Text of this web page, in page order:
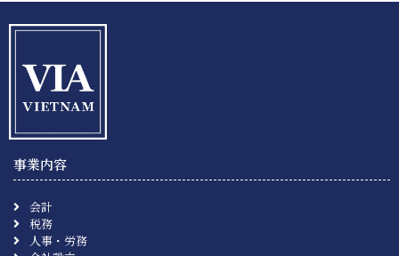
事業内容
会計
税務
人事・労務